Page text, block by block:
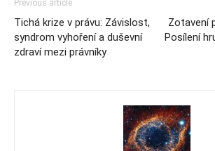
Previous article
Tichá krize v právu: Závislost,
syndrom vyhoření a duševní
zdraví mezi právníky
Zotavení
Posílení